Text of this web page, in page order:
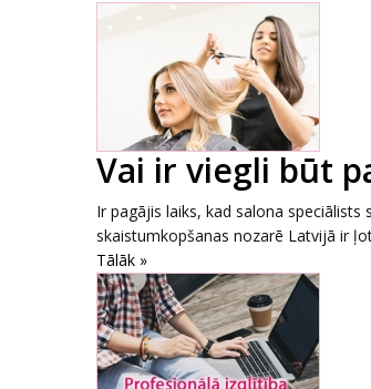
Vai ir viegli būt
Ir pagājis laiks, kad salona
skaistumkopšanas nozarē Latvijā ir
Tālāk »